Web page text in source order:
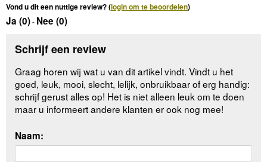
Vond u dit een nuttige review? (login om te beoordelen)
Ja (0)- Nee (0)
Schrijf een review
Graag horen wij wat u van dit artikel vindt. Vindt u het
goed, leuk, mooi, slecht, lelijk, onbruikbaar of erg handig:
schrijf gerust alles op! Het is niet alleen leuk om te doen
maar u informeert andere klanten er ook nog mee!
Naam: